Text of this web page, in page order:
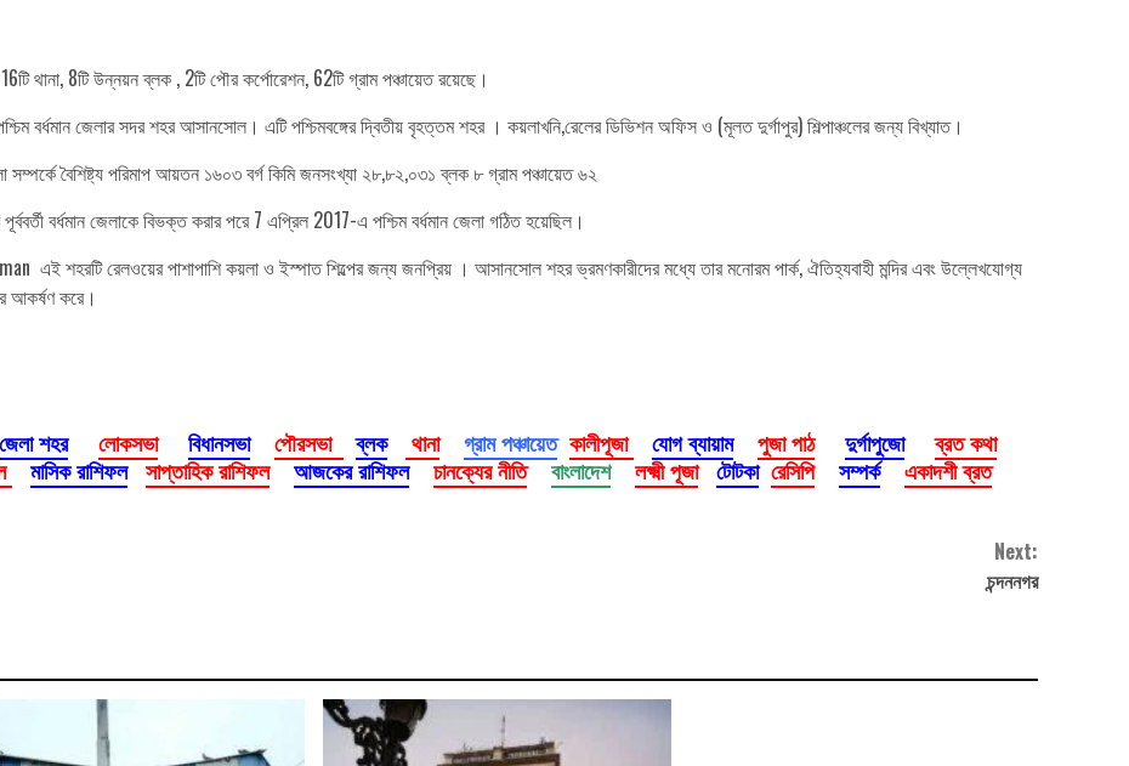
থানা, 8টি উন্নয়ন ব্লক , 2টি পৌর কর্পোরেশন, 62টি গ্রাম পঞ্চায়েত রয়েছে।
বর্ধমান জেলার সদর শহর আসানসোল। এটি পশ্চিমবঙ্গের দ্বিতীয় বৃহত্তম শহর । কয়লাখনি,রেলের ডিভিশন অফিস ও (মূলত দুর্গাপুর) শিল্পাঞ্চলের জন্য বিখ্যাত।
বৈশিষ্ট্য পরিমাপ আয়তন ১৬০৩ বর্গ কিমি জনসংখ্যা ২৮,৮২,০৩১ ব্লক ৮ গ্রাম পঞ্চায়েত ৬২
বর্ধমান জেলাকে বিভক্ত করার পরে 7 এপ্রিল 2017-এ পশ্চিম বর্ধমান জেলা গঠিত হয়েছিল।
এই শহরটি রেলওয়ের পাশাপাশি কয়লা ও ইস্পাত শিল্পের জন্য জনপ্রিয় । আসানসোল শহর ভ্রমণকারীদের মধ্যে তার মনোরম পার্ক, ঐতিহ্যবাহী মন্দির এবং উল্লেখযোগ্য
আকর্ষণ করে।
জেলা শহর লোকসভা বিধানসভা পৌরসভা ব্লক থানা গ্রাম পঞ্চায়েত কালীপূজা যোগ ব্যায়াম পুজা পাঠ দুর্গাপুজো
ব্রত কথা
মাসিক রাশিফল সাপ্তাহিক রাশিফল আজকের রাশিফল চানক্যের নীতি বাংলাদেশ লক্ষ্মী পূজা টোটকা রেসিপি সম্পর্ক
একাদশী ব্রত
Next:
চন্দননগর